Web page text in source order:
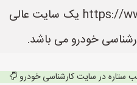
https://www.karshenasi-khodro.ir یک سایت عالی
خودرو می باشد.
ستاره در سایت کارشناسی خودرو